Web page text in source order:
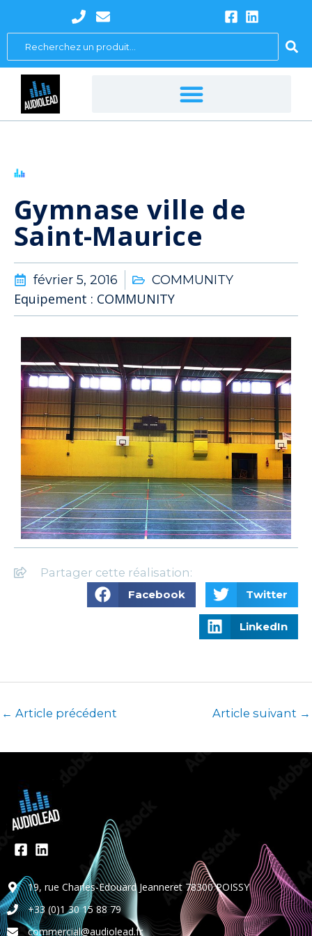
contenu
Search
...
Gymnase ville de
Saint-Maurice
février 5, 2016 COMMUNITY
Equipement : COMMUNITY
Partager cette réalisation:
Facebook Twitter
LinkedIn
← Article précédent Article suivant →
19, rue Charles-Edouard Jeanneret 78300 POISSY
+33 (0)1 30 15 88 79
commercial@audiolead.fr